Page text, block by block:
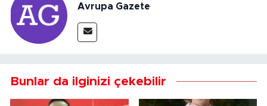
Avrupa Gazete
Bunlar da ilginizi çekebilir